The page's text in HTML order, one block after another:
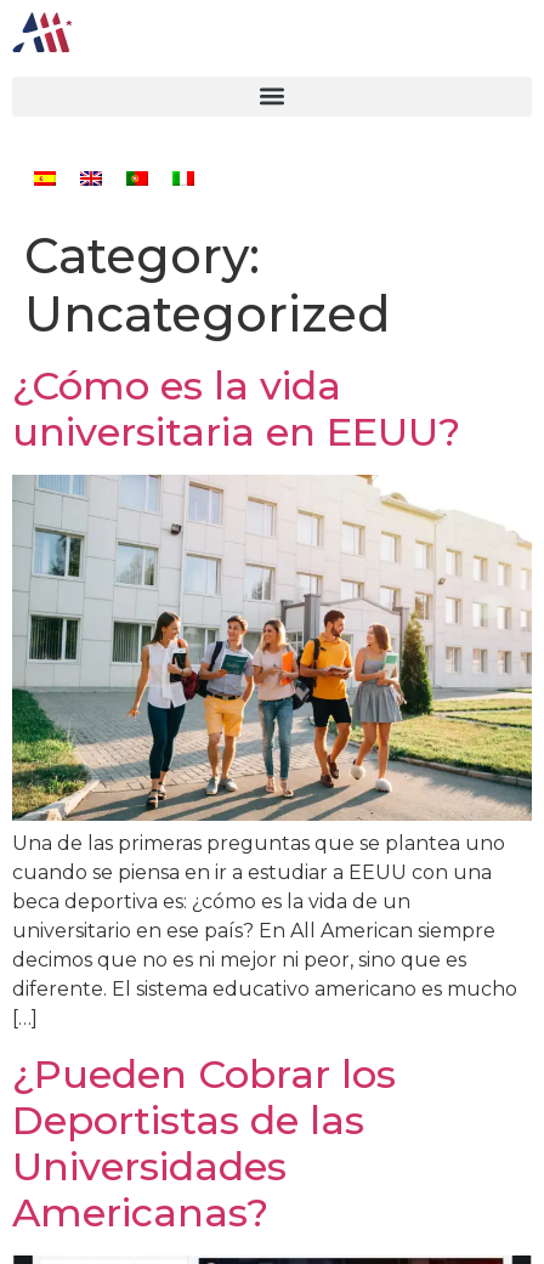
Category:
Uncategorized
¿Cómo es la vida
universitaria en EEUU?
Una de las primeras preguntas que se plantea uno
cuando se piensa en ir a estudiar a EEUU con una
beca deportiva es: ¿cómo es la vida de un
universitario en ese país? En All American siempre
decimos que no es ni mejor ni peor, sino que es
diferente. El sistema educativo americano es mucho
[…]
¿Pueden Cobrar los
Deportistas de las
Universidades
Americanas?